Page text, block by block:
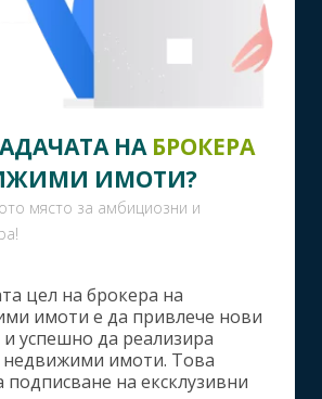
НА БРОКЕРА
ИМОТИ?
място за амбициозни и
цел на брокера на
имоти е да привлече нови
успешно да реализира
недвижими имоти. Това
на ексклузивни